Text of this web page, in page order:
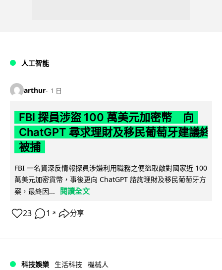
人工智能
arthur 1 日
FBI 探員涉盜 100 萬美元加密幣 向
ChatGPT 尋求理財及移民葡萄牙建議終
被捕
FBI 一名資深反情報探員涉嫌利用職務之便盜取敵對國家近 100
萬美元加密貨幣，事後更向 ChatGPT 諮詢理財及移民葡萄牙方
案，最終因...
閱讀全文
23 1 ↗ 分享
科技娛樂 生活科技 機械人